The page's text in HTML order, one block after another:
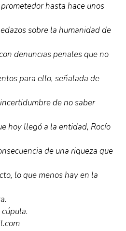
hasta hace unos
sobre la humanidad de
denuncias penales que no
para ello, señalada de
de no saber
hoy llegó a la entidad, Rocío
de una riqueza que
lo que menos hay en la